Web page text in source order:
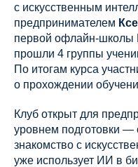
с искусственным
предпринимателем
первой офлайн-
прошли 4 группы
По итогам курса
о прохождении
Клуб открыт для
уровнем подготовки —
знакомство с
уже использует ИИ в